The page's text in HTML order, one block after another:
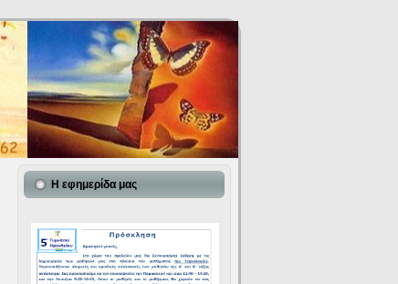
Η εφημερίδα μας